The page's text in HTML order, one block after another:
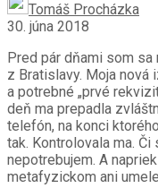
Tomáš Procházka
30. júna 2018
Pred pár dňami som
z Bratislavy. Moja nová
a potrebné „prvé
deň ma prepadla
telefón, na konci
tak. Kontrolovala ma.
nepotrebujem. A
metafyzickom ani